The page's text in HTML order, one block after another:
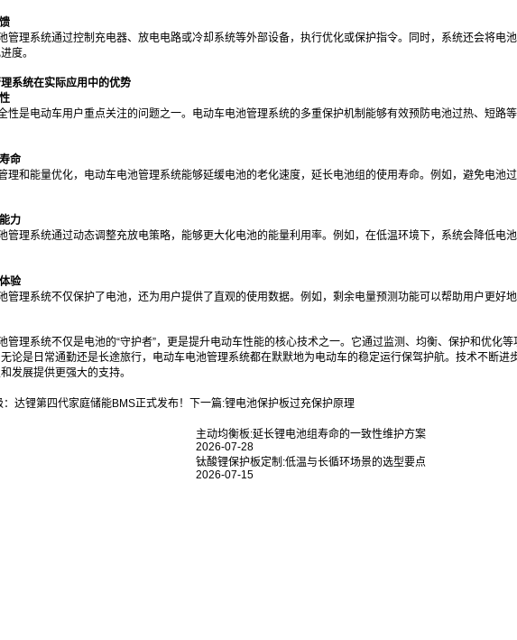
管理系统通过控制充电器、放电电路或冷却系统等外部设备，执行优化或保护指令。同时，系统还会将电
度。
系统在实际应用中的优势
性是电动车用户重点关注的问题之一。电动车电池管理系统的多重保护机制能够有效预防电池过热、短路
命
理和能量优化，电动车电池管理系统能够延缓电池的老化速度，延长电池组的使用寿命。例如，避免电池
力
管理系统通过动态调整充放电策略，能够更大化电池的能量利用率。例如，在低温环境下，系统会降低电
验
管理系统不仅保护了电池，还为用户提供了直观的使用数据。例如，剩余电量预测功能可以帮助用户更好
管理系统不仅是电池的“守护者”，更是提升电动车性能的核心技术之一。它通过监测、均衡、保护和优化
论是日常通勤还是长途旅行，电动车电池管理系统都在默默地为电动车的稳定运行保驾护航。技术不断进
发展提供更强大的支持。
达锂第四代家庭储能BMS正式发布！ 下一篇:锂电池保护板过充保护原理
主动均衡板:延长锂电池组寿命的一致性维护方案
2026-07-28
钛酸锂保护板定制:低温与长循环场景的选型要点
2026-07-15